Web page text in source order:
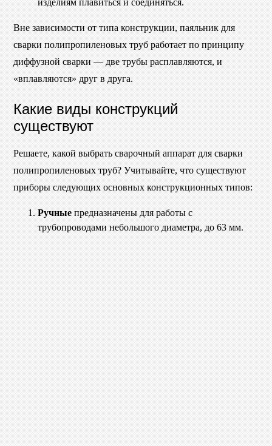
Вне зависимости от типа конструкции, паяльник для
сварки полипропиленовых труб работает по принципу
диффузной сварки — две трубы расплавляются, и
«вплавляются» друг в друга.
Какие виды конструкций
существуют
Решаете, какой выбрать сварочный аппарат для сварки
полипропиленовых труб? Учитывайте, что существуют
приборы следующих основных конструкционных типов:
Ручные предназначены для работы с
трубопроводами небольшого диаметра, до 63 мм.